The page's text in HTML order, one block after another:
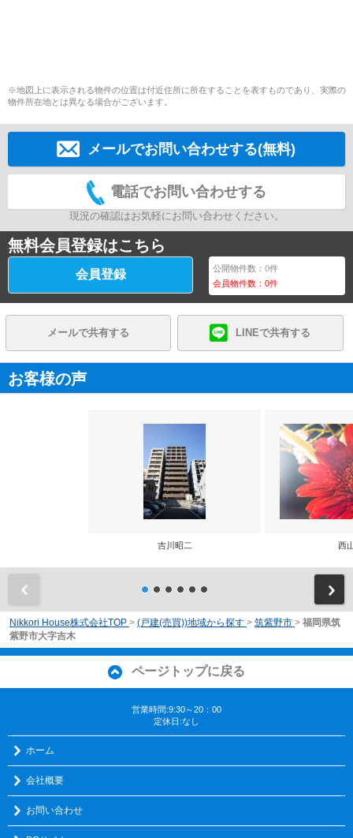
※地図上に表示される物件の位置は付近住所に所在することを表すものであり、実際の
物件所在地とは異なる場合がございます。
メールでお問い合わせする(無料)
電話でお問い合わせする
現況の確認はお気軽にお問い合わせください。
無料会員登録はこちら
会員登録 公開物件数：0件
会員物件数：0件
メールで共有する LINEで共有する
お客様の声
吉川昭二 西
Nikkori House株式会社TOP > (戸建(売買))地域から探す > 筑紫野市 > 福岡県筑
紫野市大字吉木
ページトップに戻る
営業時間:9:30～20：00
定休日:なし
ホーム
会社概要
お問い合わせ